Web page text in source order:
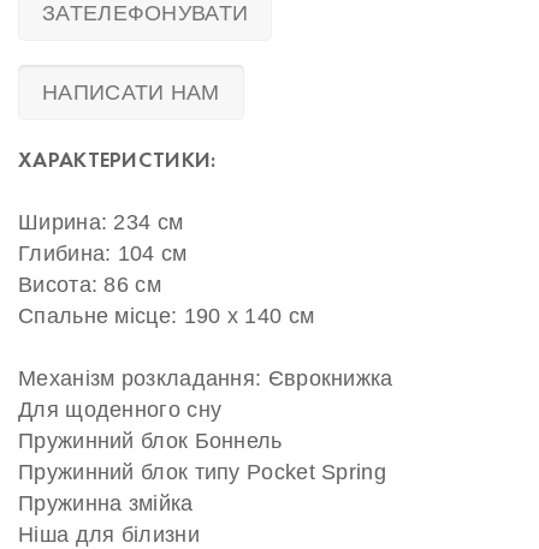
ЗАТЕЛЕФОНУВАТИ
НАПИСАТИ НАМ
ХАРАКТЕРИСТИКИ:
Ширина: 234 см
Глибина: 104 см
Висота: 86 см
Спальне місце: 190 х 140 см
Механізм розкладання: Єврокнижка
Для щоденного сну
Пружинний блок Боннель
Пружинний блок типу Pocket Spring
Пружинна змійка
Ніша для білизни